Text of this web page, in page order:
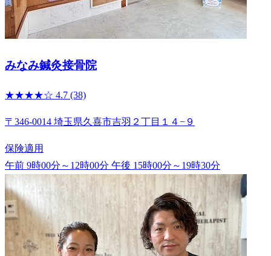
みなみ鍼灸接骨院
★★★★☆ 4.7 (38)
〒346-0014 埼玉県久喜市吉羽２丁目１４−９
保険適用
午前 9時00分～12時00分 午後 15時00分～19時30分